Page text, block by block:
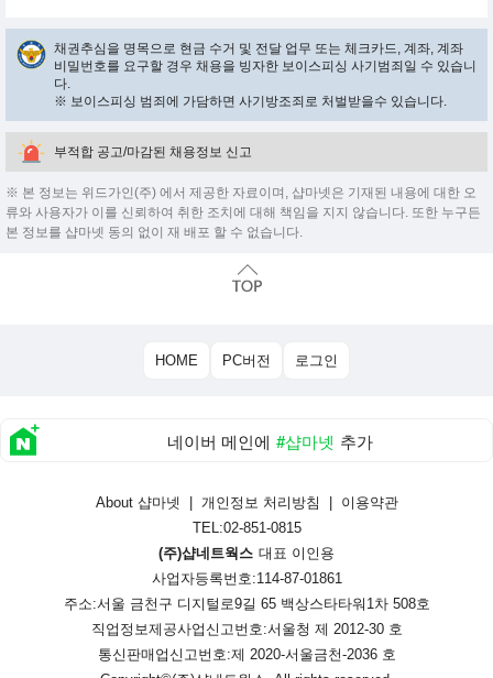
채권추심을 명목으로 현금 수거 및 전달 업무 또는 체크카드, 계좌, 계좌
비밀번호를 요구할 경우 채용을 빙자한 보이스피싱 사기범죄일 수 있습니
다.
※ 보이스피싱 범죄에 가담하면 사기방조죄로 처벌받을수 있습니다.
부적합 공고/마감된 채용정보 신고
※ 본 정보는 위드가인(주) 에서 제공한 자료이며, 샵마넷은 기재된 내용에 대한 오
류와 사용자가 이를 신뢰하여 취한 조치에 대해 책임을 지지 않습니다. 또한 누구든
본 정보를 샵마넷 동의 없이 재 배포 할 수 없습니다.
HOME PC버전 로그인
네이버 메인에 #샵마넷 추가
About 샵마넷 개인정보 처리방침
이용약관
TEL:02-851-0815
(주)샵네트웍스 대표 이인용
사업자등록번호:114-87-01861
주소:서울 금천구 디지털로9길 65 백상스타타워1차 508호
직업정보제공사업신고번호:서울청 제 2012-30 호
통신판매업신고번호:제 2020-서울금천-2036 호